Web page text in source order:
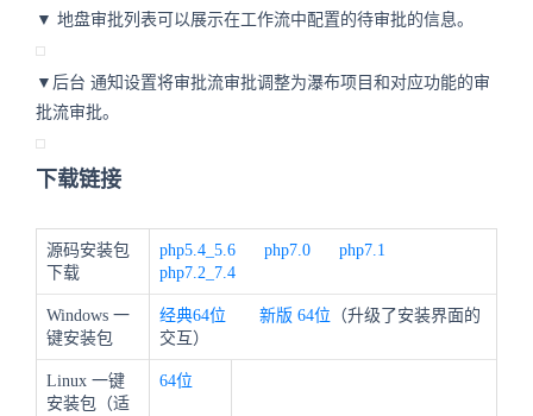
▼ 地盘审批列表可以展示在工作流中配置的待审批的信息。
▼后台 通知设置将审批流审批调整为瀑布项目和对应功能的审
批流审批。
下载链接
源码安装包
下载
php5.4_5.6 php7.0
php7.1
php7.2_7.4
Windows 一
键安装包
经典64位 新版 64位 （升级了安装界面的
交互）
Linux 一键
安装包（适
64位